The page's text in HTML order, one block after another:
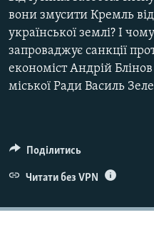
вони змусити Кремль
української землі? І
запроваджує санкції
економіст Андрій Блінов
міської Ради Василь
Поділитись
Читати без VPN